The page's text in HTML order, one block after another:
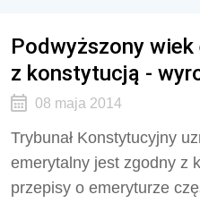
Podwyższony
z konstytucją -
08 maja 2014
Trybunał Konstytucyjny
emerytalny jest zgodny z
przepisy o emeryturze